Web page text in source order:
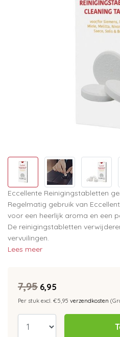
Eccellente Reinigingstabletten
Regelmatig gebruik van
voor een heerlijk aroma en een
De reinigingstabletten
vervuilingen.
Lees meer
7,95 6,95
Per stuk excl. €5,95 verzendkosten